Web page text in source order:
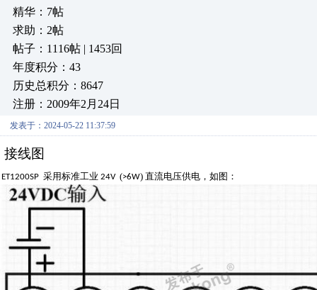
精华：7帖
求助：2帖
帖子：1116帖 | 1453回
年度积分：43
历史总积分：8647
注册：2009年2月24日
发表于：2024-05-22 11:37:59
接线图
ET1200SP 采用标准工业 24V (>6W) 直流电压供电，如图：